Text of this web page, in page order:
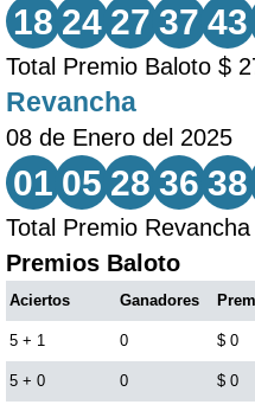
18 24 27 37 43
Total Premio Baloto $
Revancha
08 de Enero del 2025
01 05 28 36 38
Total Premio
Premios Baloto
Aciertos Ganadores
5 + 1 0 $ 0
5 + 0 0 $ 0